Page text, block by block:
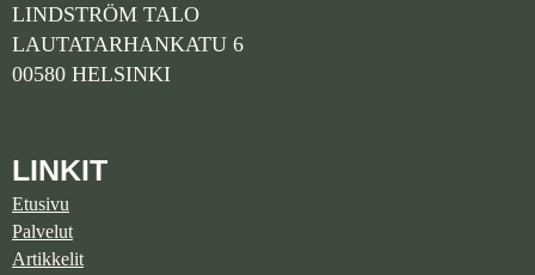
LINDSTRÖM TALO
LAUTATARHANKATU 6
00580 HELSINKI
LINKIT
Etusivu
Palvelut
Artikkelit